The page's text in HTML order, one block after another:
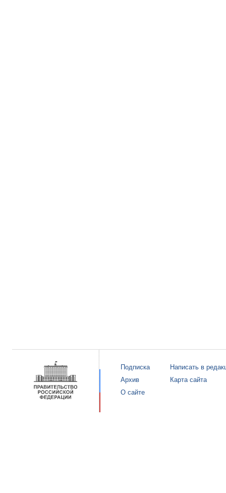
Подписка
Архив
О сайте
Написать в
Карта сайта